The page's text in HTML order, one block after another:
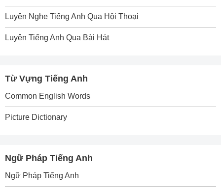
Luyện Nghe Tiếng Anh Qua Hội Thoại
Luyện Tiếng Anh Qua Bài Hát
Từ Vựng Tiếng Anh
Common English Words
Picture Dictionary
Ngữ Pháp Tiếng Anh
Ngữ Pháp Tiếng Anh